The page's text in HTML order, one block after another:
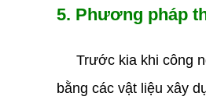
5. Phương pháp
Trước kia khi công
bằng các vật liệu xây